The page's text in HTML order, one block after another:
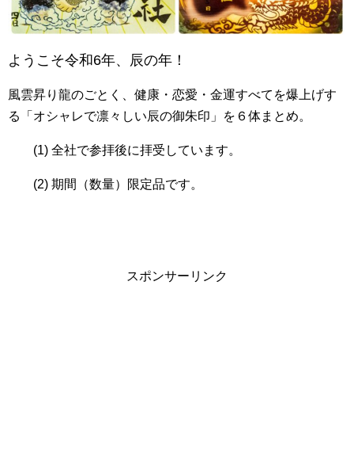
ようこそ令和6年、辰の年！
風雲昇り龍のごとく、健康・恋愛・金運すべてを爆上げす
る「オシャレで凛々しい辰の御朱印」を６体まとめ。
全社で参拝後に拝受しています。
期間（数量）限定品です。
スポンサーリンク